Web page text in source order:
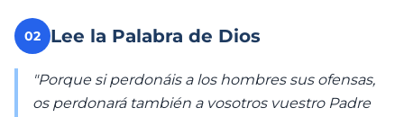
02 Lee la Palabra de Dios
"Porque si perdonáis a los hombres sus ofensas,
os perdonará también a vosotros vuestro Padre